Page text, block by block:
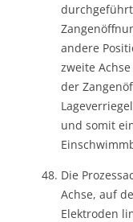
andere
zweite
der
und somit
Die
Achse, auf
Elektroden